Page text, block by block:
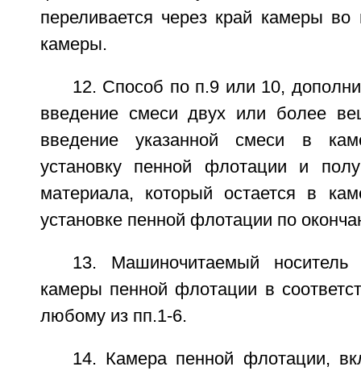
переливается через край камеры во
камеры.
12. Способ по п.9 или 10,
введение смеси двух или более
введение указанной смеси в
установку пенной флотации и
материала, который остается в
установке пенной флотации по
13. Машиночитаемый носитель
камеры пенной флотации в
любому из пп.1-6.
14. Камера пенной флотации,